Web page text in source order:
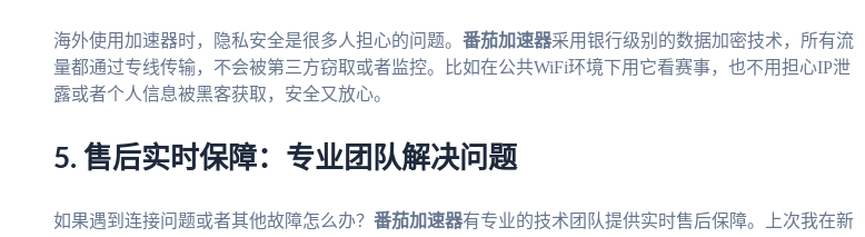
海外使用加速器时，隐私安全是很多人担心的问题。 番茄加速器采用银行级别的数据加密技术，所有流
量都通过专线传输，不会被第三方窃取或者监控。比如在公共WiFi环境下用它看赛事，也不用担心IP泄
露或者个人信息被黑客获取，安全又放心。
5. 售后实时保障：专业团队解决问题
如果遇到连接问题或者其他故障怎么办？ 番茄加速器有专业的技术团队提供实时售后保障。上次我在新